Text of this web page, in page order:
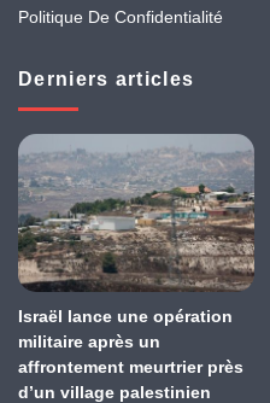
Politique De Confidentialité
Derniers articles
Israël lance une opération
militaire après un
affrontement meurtrier près
d’un village palestinien